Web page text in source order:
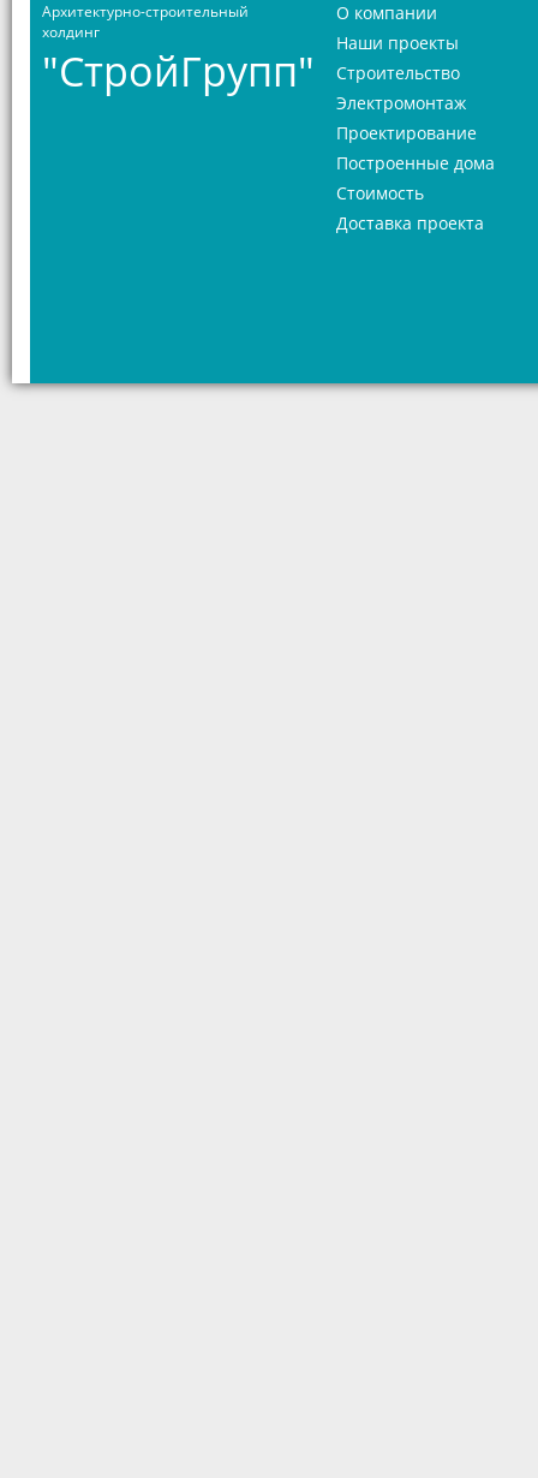
Архитектурно-строительный
холдинг
"СтройГрупп"
О компании
Наши проекты
Строительство
Электромонтаж
Проектирование
Построенные дома
Стоимость
Доставка проекта